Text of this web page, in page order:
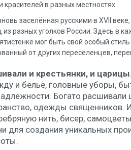
красителей в разных местностях.
заселённая русскими в XVII
из разных уголков России. Здесь в
мог быть свой особый
от других переселенцев,
и крестьянки, и
и бельё, головные уборы,
Богато расшивали
одежды священников.
нить, бисер,
для создания уникальных